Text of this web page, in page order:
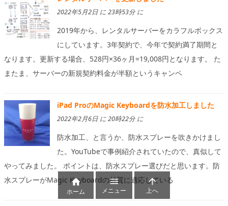
2022年5月2日 に 23時53分 に
2019年から、レンタルサーバーをカラフルボックス
にしています。3年契約で、今年で契約満了期間と
なります。更新する場合、528円×36ヶ月=19,008円となります。 た
またま、サーバーの新規契約料金が半額というキャンペ
iPad ProのMagic Keyboardを防水加工しました
2022年2月6日 に 20時22分 に
防水加工、と言うか、防水スプレーを吹きかけまし
た。YouTubeで事例紹介されていたので、真似して
やってみました。 ポイントは、防水スプレー選びだと思います。防
水スプレーがMagic Keyboardの材質に適応している

ホーム

メニュー

上へ